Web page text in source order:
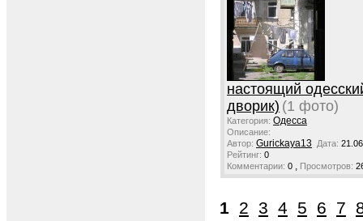
настоящий
дворик) (1 фото)
Категория: Одесса
Описание:
Автор: Gurickaya13 Дата:
Рейтинг: 0
Комментарии: 0 , Просмотров:
1 2 3 4 5 6 7